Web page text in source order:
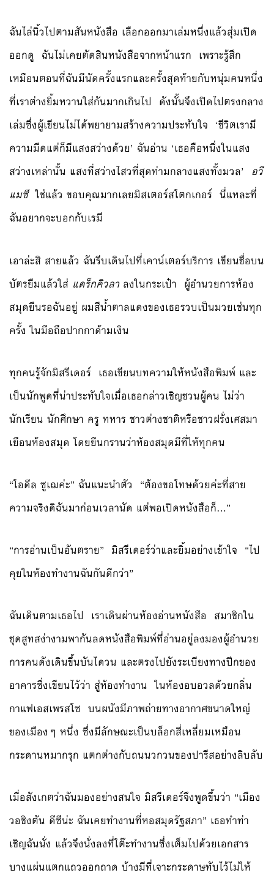
ฉันไล่นิ้วไปตามสันหนังสือ เลือกออกมาเล่มหนึ่งแล้วสุ่มเปิด
ออกดู ฉันไม่เคยตัดสินหนังสือจากหน้าแรก เพราะรู้สึก
เหมือนตอนที่ฉันมีนัดครั้งแรกและครั้งสุดท้ายกับหนุ่มคนหนึ่ง
ที่เราต่างยิ้มหวานใส่กันมากเกินไป ดังนั้นจึงเปิดไปตรงกลาง
เล่มซึ่งผู้เขียนไม่ได้พยายามสร้างความประทับใจ ‘ชีวิตเรามี
ความมืดแต่ก็มีแสงสว่างด้วย’ ฉันอ่าน ‘เธอคือหนึ่งในแสง
สว่างเหล่านั้น แสงที่สว่างไสวที่สุดท่ามกลางแสงทั้งมวล’ อวี
แมซีใช่แล้ว ขอบคุณมากเลยมิสเตอร์สโตกเกอร์ นี่แหละที่
ฉันอยากจะบอกกับเรมี
เอาล่ะสิ สายแล้ว ฉันรีบเดินไปที่เคาน์เตอร์บริการ เขียนชื่อบน
บัตรยืมแล้วใส่ แดร็กคิวลา ลงในกระเป๋า ผู้อำนวยการห้อง
สมุดยืนรอฉันอยู่ ผมสีน้ำตาลแดงของเธอรวบเป็นมวยเช่นทุก
ครั้ง ในมือถือปากกาด้ามเงิน
ทุกคนรู้จักมิสรีเดอร์ เธอเขียนบทความให้หนังสือพิมพ์ และ
เป็นนักพูดที่น่าประทับใจเมื่อเธอกล่าวเชิญชวนผู้คน ไม่ว่า
นักเรียน นักศึกษา ครู ทหาร ชาวต่างชาติหรือชาวฝรั่งเศสมา
เยือนห้องสมุด โดยยืนกรานว่าห้องสมุดมีที่ให้ทุกคน
“โอดีล ซูเฌค่ะ” ฉันแนะนำตัว “ต้องขอโทษด้วยค่ะที่สาย
ความจริงดิฉันมาก่อนเวลานัด แต่พอเปิดหนังสือก็…”
“การอ่านเป็นอันตราย” มิสรีเดอร์ว่าและยิ้มอย่างเข้าใจ “ไป
คุยในห้องทำงานฉันกันดีกว่า”
ฉันเดินตามเธอไป เราเดินผ่านห้องอ่านหนังสือ สมาชิกใน
ชุดสูทสง่างามพากันลดหนังสือพิมพ์ที่อ่านอยู่ลงมองผู้อำนวย
การคนดังเดินขึ้นบันไดวน และตรงไปยังระเบียงทางปีกของ
อาคารซึ่งเขียนไว้ว่า สู่ห้องทำงาน ในห้องอบอวลด้วยกลิ่น
กาแฟเอสเพรสโซ บนผนังมีภาพถ่ายทางอากาศขนาดใหญ่
ของเมืองๆ หนึ่ง ซึ่งมีลักษณะเป็นบล็อกสี่เหลี่ยมเหมือน
กระดานหมากรุก แตกต่างกับถนนวกวนของปารีสอย่างลิบลับ
เมื่อสังเกตว่าฉันมองอย่างสนใจ มิสรีเดอร์จึงพูดขึ้นว่า “เมือง
วอชิงตัน ดีซีน่ะ ฉันเคยทำงานที่หอสมุดรัฐสภา” เธอทำท่า
เชิญฉันนั่ง แล้วจึงนั่งลงที่โต๊ะทำงานซึ่งเต็มไปด้วยเอกสาร
บางแผ่นแตกแถวออกถาด บ้างมีที่เจาะกระดาษทับไว้ไม่ให้